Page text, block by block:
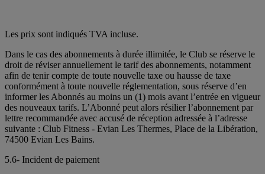
Les prix sont indiqués TVA incluse.
Dans le cas des abonnements à durée illimitée, le Club se réserve le
droit de réviser annuellement le tarif des abonnements, notamment
afin de tenir compte de toute nouvelle taxe ou hausse de taxe
conformément à toute nouvelle réglementation, sous réserve d’en
informer les Abonnés au moins un (1) mois avant l’entrée en vigueur
des nouveaux tarifs. L’Abonné peut alors résilier l’abonnement par
lettre recommandée avec accusé de réception adressée à l’adresse
suivante : Club Fitness - Evian Les Thermes, Place de la Libération,
74500 Evian Les Bains.
5.6- Incident de paiement